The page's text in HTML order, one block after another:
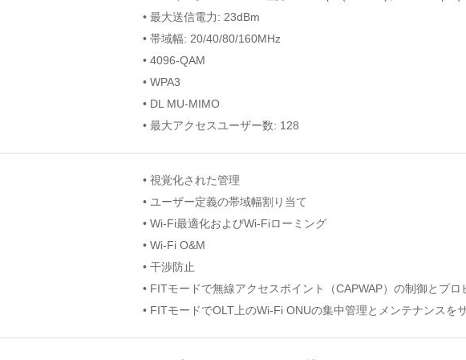
• 最大送信電力: 23dBm
• 帯域幅: 20/40/80/160MHz
• 4096-QAM
• WPA3
• DL MU-MIMO
• 最大アクセスユーザー数: 128
• 視覚化された管理
• ユーザー定義の帯域幅割り当て
• Wi-Fi最適化およびWi-Fiローミング
• Wi-Fi O&M
• 干渉防止
• FITモードで無線アクセスポイント（CAPWAP）の制御とプロ
• FITモードでOLT上のWi-Fi ONUの集中管理とメンテナンスを